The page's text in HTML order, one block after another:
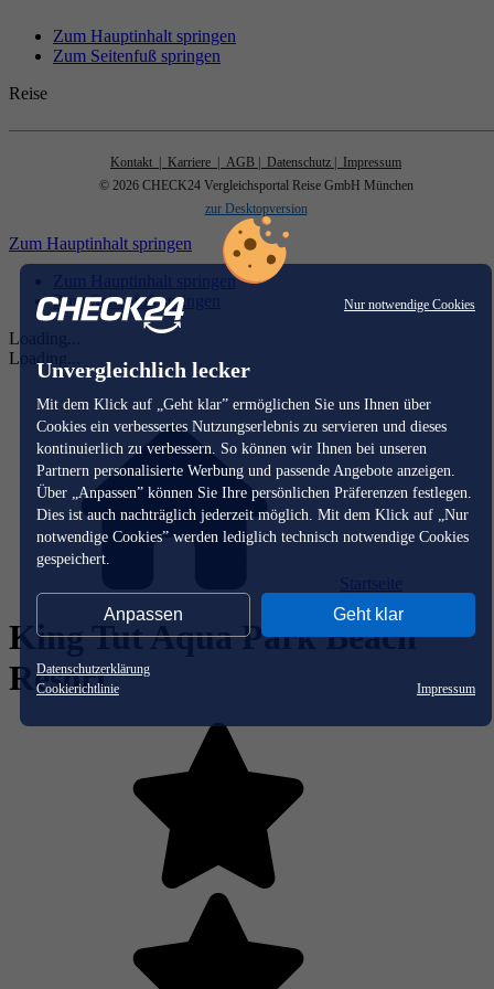
Nur notwendige Cookies
Unvergleichlich lecker
Mit dem Klick auf „Geht klar” ermöglichen Sie uns Ihnen über
Cookies ein verbessertes Nutzungserlebnis zu servieren und dieses
kontinuierlich zu verbessern. So können wir Ihnen bei unseren
Partnern personalisierte Werbung und passende Angebote anzeigen.
Über „Anpassen” können Sie Ihre persönlichen Präferenzen festlegen.
Dies ist auch nachträglich jederzeit möglich. Mit dem Klick auf „Nur
notwendige Cookies” werden lediglich technisch notwendige Cookies
gespeichert.
Anpassen Geht klar
Datenschutzerklärung
Cookierichtlinie
Impressum
Zum Hauptinhalt springen
Zum Seitenfuß springen
Reise
Kontakt | Karriere | AGB | Datenschutz
| Impressum
© 2026 CHECK24 Vergleichsportal Reise GmbH München
zur Desktopversion
Zum Hauptinhalt springen
Zum Hauptinhalt springen
Zum Seitenfuß springen
Loading...
Loading...
King Tut Aqua Park Beach
Resort